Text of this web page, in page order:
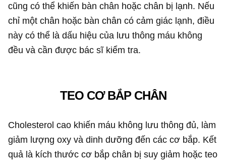
cũng có thể khiến bàn chân hoặc chân bị lạnh. Nếu
chỉ một chân hoặc bàn chân có cảm giác lạnh, điều
này có thể là dấu hiệu của lưu thông máu không
đều và cần được bác sĩ kiểm tra.
TEO CƠ BẮP CHÂN
Cholesterol cao khiến máu không lưu thông đủ, làm
giảm lượng oxy và dinh dưỡng đến các cơ bắp. Kết
quả là kích thước cơ bắp chân bị suy giảm hoặc teo